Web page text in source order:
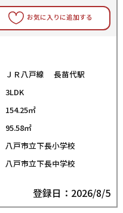
お気に入りに追加する
ＪＲ八戸線 長苗代駅
3LDK
154.25㎡
95.58㎡
八戸市立下長小学校
八戸市立下長中学校
登録日：2026/8/5